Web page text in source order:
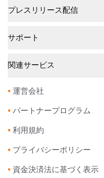
プレスリリース配信
サポート
関連サービス
• 運営会社
• パートナープログラム
• 利用規約
• プライバシーポリシー
• 資金決済法に基づく表示